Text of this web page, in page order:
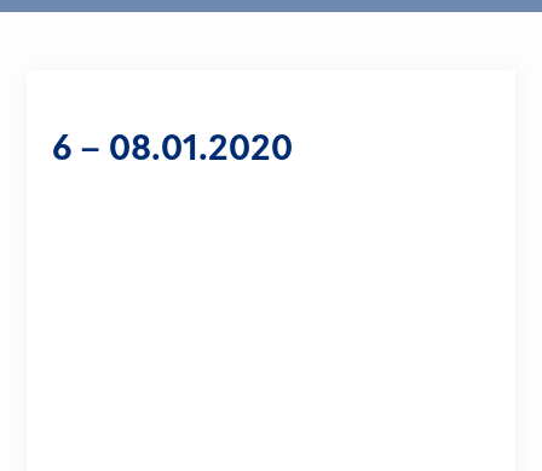
6 – 08.01.2020